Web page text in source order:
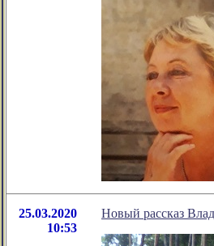
25.03.2020
10:53
Новый рассказ